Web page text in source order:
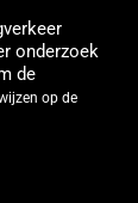
onderzoek
de
op de